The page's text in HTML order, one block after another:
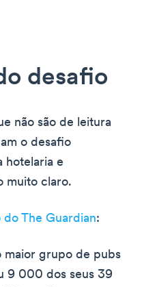
desafio
não são de leitura
o desafio
hotelaria e
muito claro.
do The Guardian:
maior grupo de pubs
9 000 dos seus 39